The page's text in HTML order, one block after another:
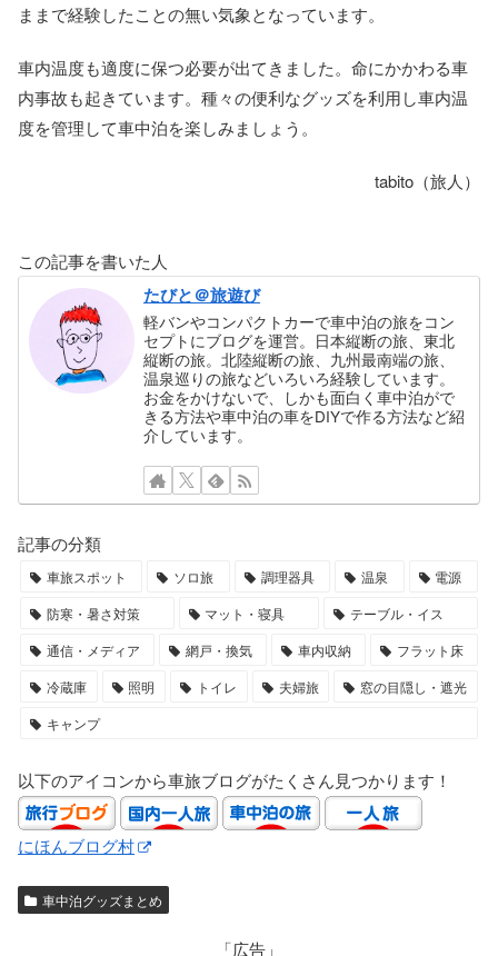
ままで経験したことの無い気象となっています。
車内温度も適度に保つ必要が出てきました。命にかかわる車
内事故も起きています。種々の便利なグッズを利用し車内温
度を管理して車中泊を楽しみましょう。
tabito（旅人）
この記事を書いた人
たびと＠旅遊び
軽バンやコンパクトカーで車中泊の旅をコン
セプトにブログを運営。日本縦断の旅、東北
縦断の旅。北陸縦断の旅、九州最南端の旅、
温泉巡りの旅などいろいろ経験しています。
お金をかけないで、しかも面白く車中泊がで
きる方法や車中泊の車をDIYで作る方法など紹
介しています。
記事の分類
車旅スポット ソロ旅 調理器具 温泉
電源
防寒・暑さ対策
マット・寝具
テーブル・イス
通信・メディア
網戸・換気 車内収納
フラット床
冷蔵庫
照明 トイレ 夫婦旅
窓の目隠し・遮光
キャンプ
以下のアイコンから車旅ブログがたくさん見つかります！
にほんブログ村
車中泊グッズまとめ
「広告」